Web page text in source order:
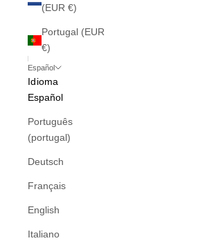
(EUR €)
Portugal (EUR
€)
Español
Idioma
Español
Português
(portugal)
Deutsch
Français
English
Italiano